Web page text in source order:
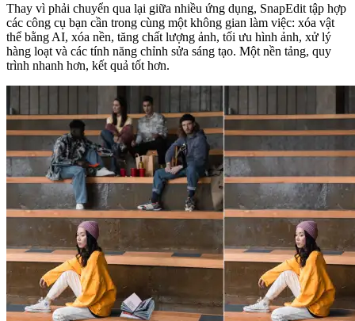
Thay vì phải chuyển qua lại giữa nhiều ứng dụng, SnapEdit tập hợp
các công cụ bạn cần trong cùng một không gian làm việc: xóa vật
thể bằng AI, xóa nền, tăng chất lượng ảnh, tối ưu hình ảnh, xử lý
hàng loạt và các tính năng chỉnh sửa sáng tạo. Một nền tảng, quy
trình nhanh hơn, kết quả tốt hơn.